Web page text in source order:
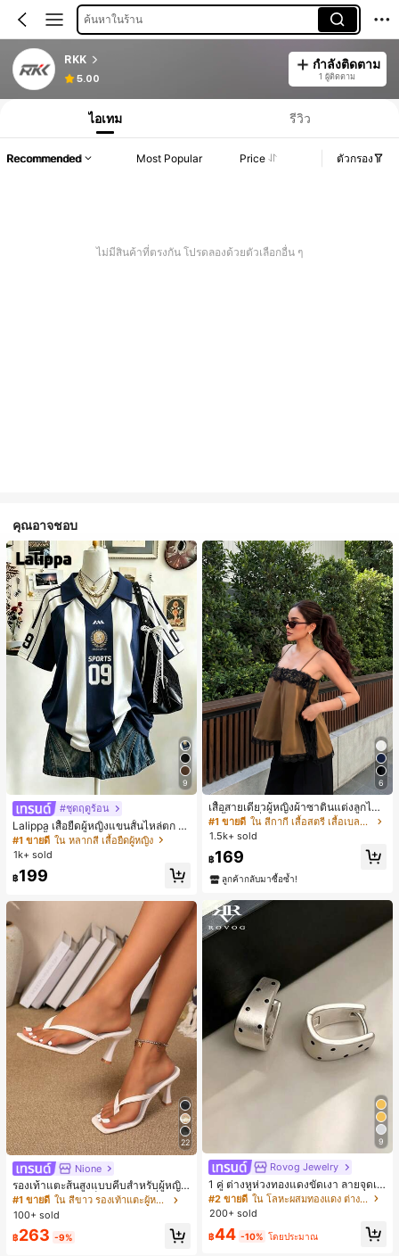
ค้นหาในร้าน
RKK
5.00
กำลังติดตาม
1 ผู้ติดตาม
ไอเทม รีวิว
Recommended Most Popular Price ตัวกรอง
ไม่มีสินค้าที่ตรงกัน โปรดลองด้วยตัวเลือกอื่น ๆ
คุณอาจชอบ
9
#ชุดฤดูร้อน
Lalippa เสื้อยืดผู้หญิงแขนสั้นไหล่ตก ค
อวีปกเสื้อ ลายพิมพ์ดิจิทัลลายทาง สไตล์
สปอร์ตแฟชั่นมินิมอล ของขวัญสำหรับเ
พื่อน
#1 ขายดี ใน หลากสี เสื้อยืดผู้หญิง
1k+ sold
฿199
22
Nione
รองเท้าแตะส้นสูงแบบคีบสำหรับผู้หญิง
สไตล์คลาสสิก สีบล็อก สไตล์แฟรี่ฤดูร้อ
น ส้นเข็ม รองเท้าแตะแบบคีบ รองเท้าแ
ตะชายหาดแฟชั่นสายไขว้ รองเท้าผู้ห
ญิง สำหรับออฟฟิศ บ้าน กลางแจ้ง ดีไซ
น์หัวเหลี่ยม ชิคและหรูหรา สำหรับเดทไ
#1 ขายดี
ใน สีขาว รองเท้าแตะผู้หญิง
100+ sold
฿263 -9%
6
เสื้อสายเดี่ยวผู้หญิงผ้าซาตินแต่งลูกไม้
- เสื้อสายเดี่ยวฤดูร้อนสีคากีมีรอยผ่าด้า
นข้างที่น่าดึงดูดแบบสบายๆ
#1 ขายดี
ใน สีกากี เสื้อสตรี เสื้อเบลาส์ & Tee
1.5k+ sold
฿169
ลูกค้ากลับมาซื้อซ้ำ!
9
Rovog Jewelry
1 คู่ ต่างหูห่วงทองแดงขัดเงา ลายจุดเร
ขาคณิตสไตล์มินิมอล เหมาะสำหรับสว
มใส่ประจำวันแบบสบายๆ สำหรับผู้หญิง
#2 ขายดี
ใน โลหะผสมทองแดง ต่างหูผู้หญิง
200+ sold
฿44 -10% โดยประมาณ